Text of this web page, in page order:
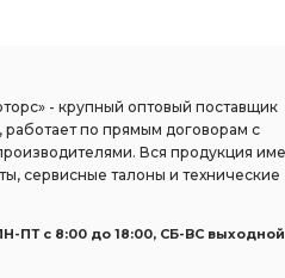
- крупный оптовый поставщик
работает по прямым договорам с
Вся продукция
сервисные талоны и технические
ПТ c 8:00 до 18:00, СБ-ВС выходной